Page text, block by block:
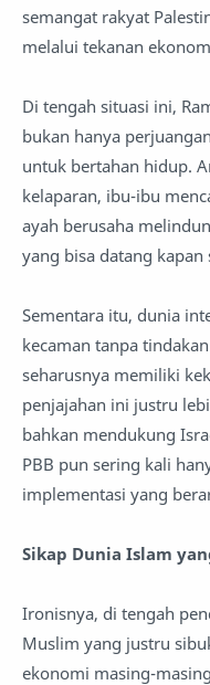
semangat rakyat
melalui tekanan
Di tengah situasi ini,
bukan hanya
untuk bertahan hidup.
kelaparan, ibu-ibu
ayah berusaha
yang bisa datang kapan
Sementara itu, dunia
kecaman tanpa
seharusnya memiliki
penjajahan ini justru
bahkan mendukung
PBB pun sering kali
implementasi yang
Sikap Dunia Islam
Ironisnya, di tengah
Muslim yang justru
ekonomi masing-